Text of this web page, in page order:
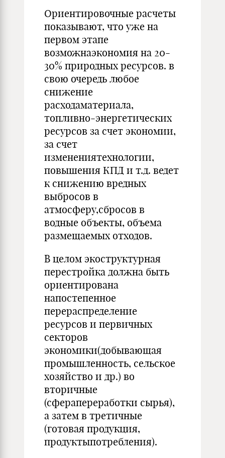
Ориентировочные расчеты
показывают, что уже на
первом этапе
возможнаэкономия на 20-
30% природных ресурсов. в
свою очередь любое
снижение
расходаматериала,
топливно-энергетических
ресурсов за счет экономии,
за счет
изменениятехнологии,
повышения КПД и т.д. ведет
к снижению вредных
выбросов в
атмосферу,сбросов в
водные объекты, объема
размещаемых отходов.
В целом экоструктурная
перестройка должна быть
ориентирована
напостепенное
перераспределение
ресурсов и первичных
секторов
экономики(добывающая
промышленность, сельское
хозяйство и др.) во
вторичные
(сферапереработки сырья),
а затем в третичные
(готовая продукция,
продуктыпотребления).